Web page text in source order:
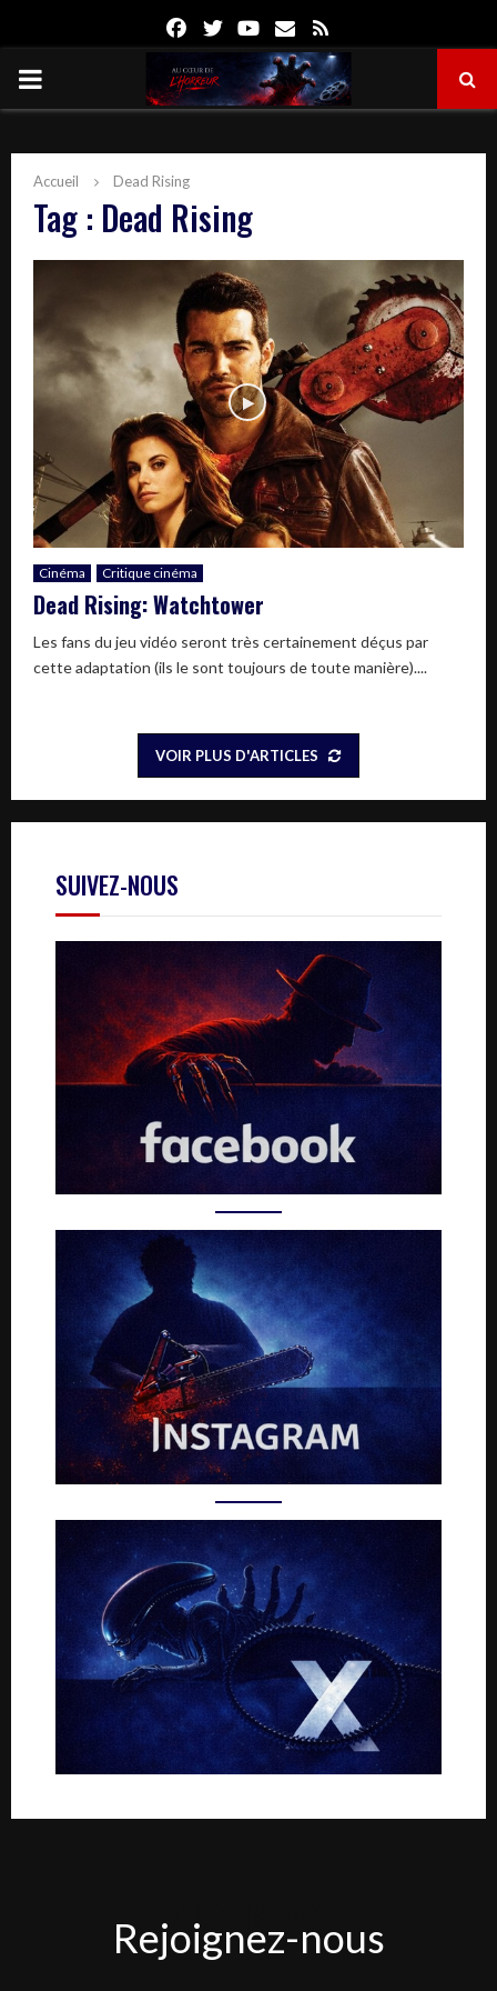
FacebookTwitterYoutube
Email
PRIMARY
Accueil Dead Rising
Tag : Dead Rising
Cinéma Critique cinéma
Dead Rising: Watchtower
Les fans du jeu vidéo seront très certainement déçus par
cette adaptation (ils le sont toujours de toute manière)....
VOIR PLUS D'ARTICLES
SUIVEZ-NOUS
nous
Rejoignez-nous